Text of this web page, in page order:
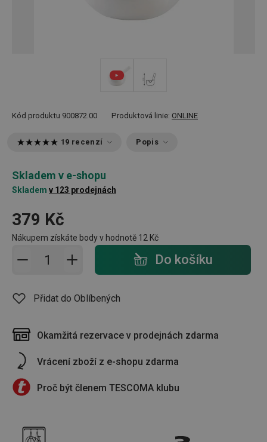
Kód produktu 900872.00 Produktová linie: ONLINE
19 recenzí Popis
Skladem v e-shopu
Skladem v 123 prodejnách
379 Kč
Nákupem získáte body v hodnotě 12 Kč
Přidat do košíku - počet Do košíku
Přidat do Oblíbených
Okamžitá rezervace v prodejnách zdarma
Vrácení zboží z e-shopu zdarma
Proč být členem TESCOMA klubu